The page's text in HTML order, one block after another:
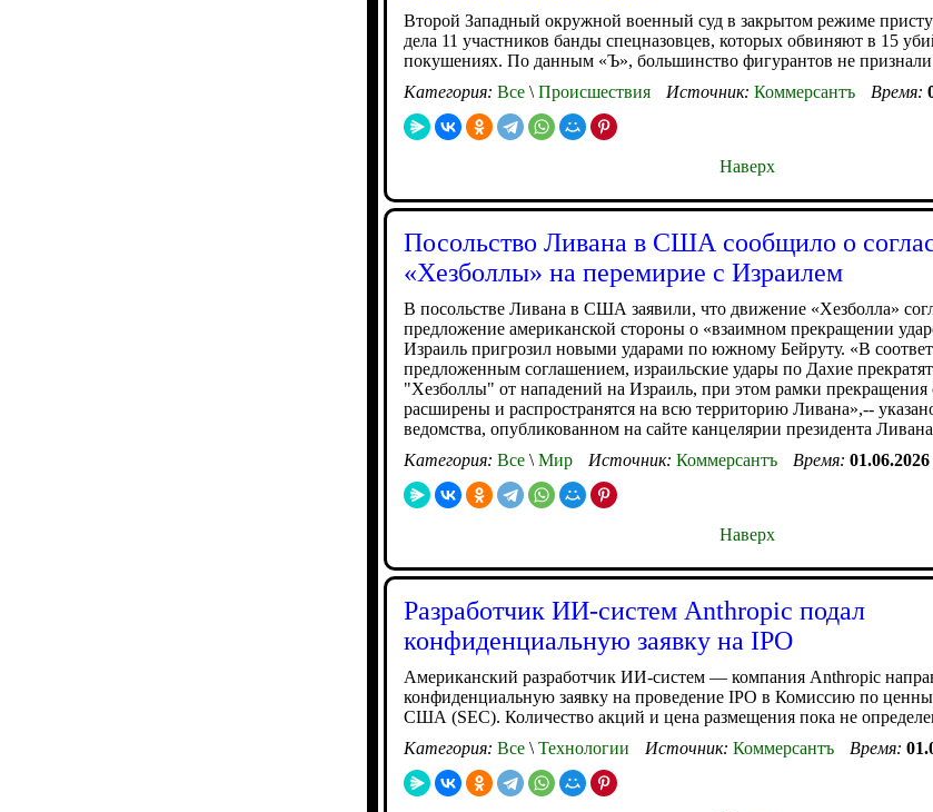
Второй Западный окружной военный суд в закрытом режиме
дела 11 участников банды спецназовцев, которых обвиняют в 15
покушениях. По данным «Ъ», большинство фигурантов не признали
Категория: Все \ Происшествия Источник: Коммерсантъ Время:
Наверх
Посольство Ливана в США сообщило о
«Хезболлы» на перемирие с Израилем
В посольстве Ливана в США заявили, что движение «Хезболла»
предложение американской стороны о «взаимном прекращении
Израиль пригрозил новыми ударами по южному Бейруту. «В
предложенным соглашением, израильские удары по Дахие
"Хезболлы" от нападений на Израиль, при этом рамки прекращения
расширены и распространятся на всю территорию Ливана»,--
ведомства, опубликованном на сайте канцелярии президента
Категория: Все \ Мир Источник: Коммерсантъ Время:
Наверх
Разработчик ИИ-систем Anthropic подал
конфиденциальную заявку на IPO
Американский разработчик ИИ-систем — компания Anthropic
конфиденциальную заявку на проведение IPO в Комиссию по
США (SEC). Количество акций и цена размещения пока не
Категория: Все \ Технологии Источник: Коммерсантъ Время: